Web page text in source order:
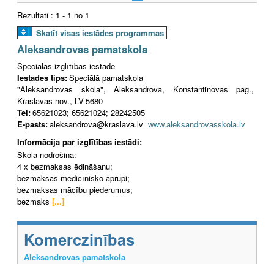
Rezultāti : 1 - 1 no 1
Skatīt visas iestādes programmas
Aleksandrovas pamatskola
Speciālās izglītības iestāde
Iestādes tips:Speciālā pamatskola
"Aleksandrovas skola", Aleksandrova, Konstantinovas pag.,
Krāslavas nov., LV-5680
Tel:65621023; 65621024; 28242505
E-pasts:aleksandrova@kraslava.lv www.aleksandrovasskola.lv
Informācija par izglītības iestādi:
Skola nodrošina:
4 x bezmaksas ēdināšanu;
bezmaksas medicīnisko aprūpi;
bezmaksas mācību piederumus;
bezmaks [...]
Komerczinības
Aleksandrovas pamatskola